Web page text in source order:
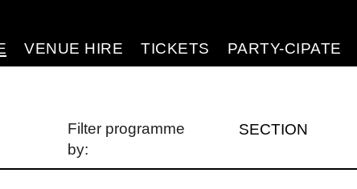
VENUE HIRE TICKETS PARTY-CIPATE
Filter programme
by:
SECTION